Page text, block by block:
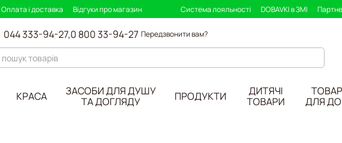
Оплата і доставка Відгуки про магазин Система лояльності DOBAVKI в ЗМІ
044 333-94-27,0 800 33-94-27 Передзвонити вам?
КРАСА
ЗАСОБИ ДЛЯ ДУШУ
ТА ДОГЛЯДУ
ПРОДУКТИ
ДИТЯЧІ
ТОВАРИ
ДЛЯ